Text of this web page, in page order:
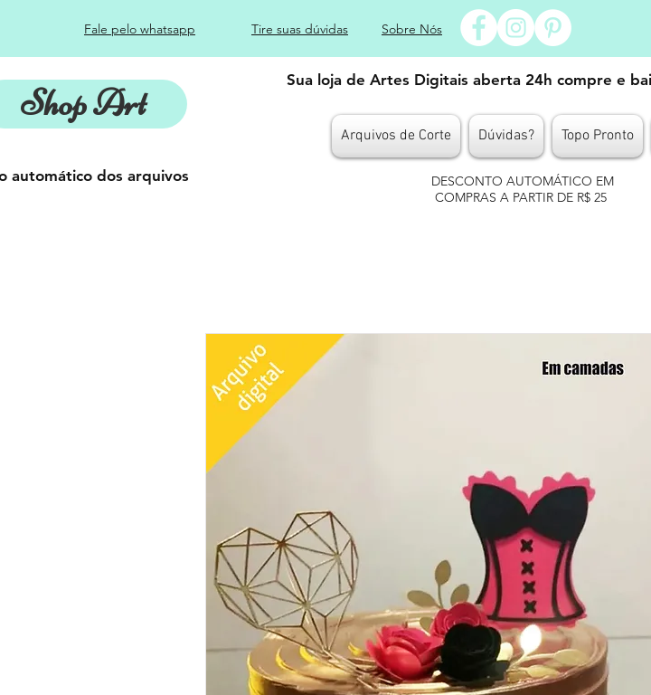
Fale pelo whatsapp Tire suas dúvidas Sobre Nós
Shop Art
Sua loja de Artes Digitais aberta 24h compre e
Arquivos de Corte Dúvidas? Topo Pronto
automático dos arquivos
DESCONTO AUTOMÁTICO EM
COMPRAS A PARTIR DE R$ 25